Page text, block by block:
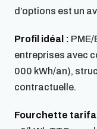
d’options est un
Profil idéal :
entreprises avec
000 kWh/an),
contractuelle.
Fourchette